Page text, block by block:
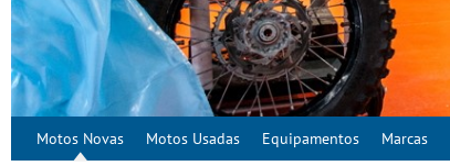
Motos Novas Motos Usadas Equipamentos Marcas